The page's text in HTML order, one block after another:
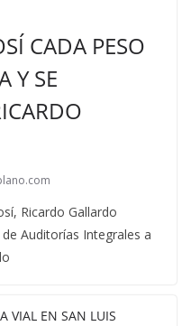
CADA PESO
Y SE
Ricardo Gallardo
Auditorías Integrales a
VIAL EN SAN LUIS